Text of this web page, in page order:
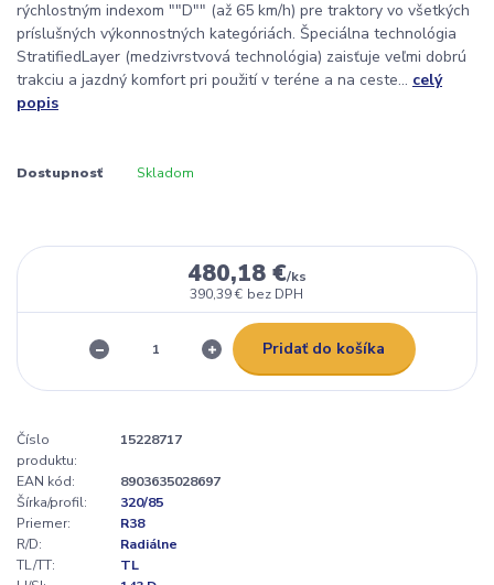
rýchlostným indexom ""D"" (až 65 km/h) pre traktory vo všetkých
príslušných výkonnostných kategóriách. Špeciálna technológia
StratifiedLayer (medzivrstvová technológia) zaisťuje veľmi dobrú
trakciu a jazdný komfort pri použití v teréne a na ceste... celý
popis
Dostupnosť Skladom
480,18 €/ks
390,39 € bez DPH
Pridať do košíka
Číslo
produktu:
15228717
EAN kód:
8903635028697
Šírka/profil:
320/85
Priemer:
R38
R/D:
Radiálne
TL/TT:
TL